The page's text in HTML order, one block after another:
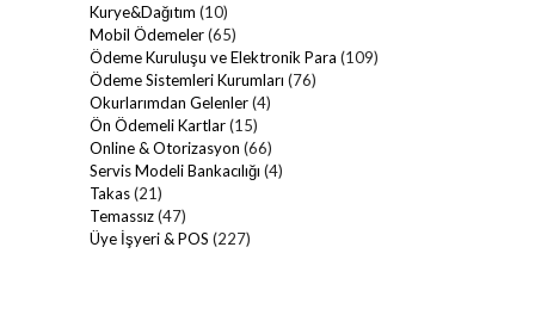
Kurye&Dağıtım (10)
Mobil Ödemeler(65)
Ödeme Kuruluşu ve Elektronik Para (109)
Ödeme Sistemleri Kurumları (76)
Okurlarımdan Gelenler(4)
Ön Ödemeli Kartlar(15)
Online & Otorizasyon (66)
Servis Modeli Bankacılığı (4)
Takas(21)
Temassız(47)
Üye İşyeri & POS (227)